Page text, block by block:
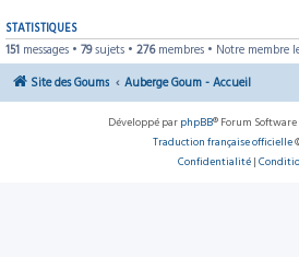
STATISTIQUES
151 messages • 79sujets • 276membres • Notre membre
Site des Goums Auberge Goum - Accueil
Développé par phpBB® Forum
Traduction française officielle
Confidentialité |